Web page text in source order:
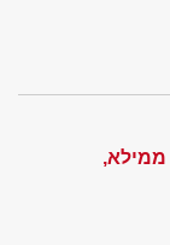
המלך 22, ממילא,